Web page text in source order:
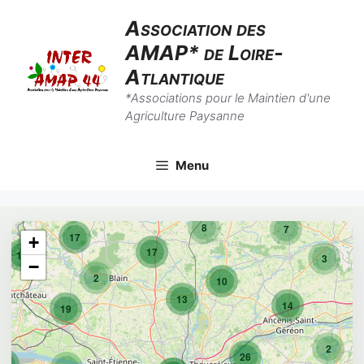
contenu
Association des
AMAP* de Loire-
Atlantique
*Associations pour le Maintien d'une
Agriculture Paysanne
Menu
7
8
3
2
14
17
17
2
10
19
10
26
13
+
−